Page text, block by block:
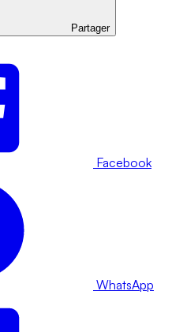
Partager
Facebook
WhatsApp